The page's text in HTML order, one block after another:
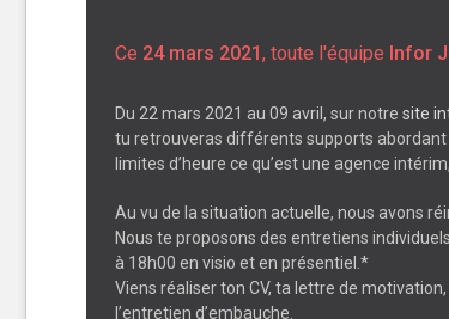
Ce 24 mars 2021, toute l'équipe Infor
Du 22 mars 2021 au 09 avril , sur notre site
tu retrouveras différents supports
limites d’heure ce qu’est une agence
Au vu de la situation actuelle, nous avons
Nous te proposons des entretiens
à 18h00 en visio et en présentiel.*
Viens réaliser ton CV, ta lettre de
l’entretien d’embauche.